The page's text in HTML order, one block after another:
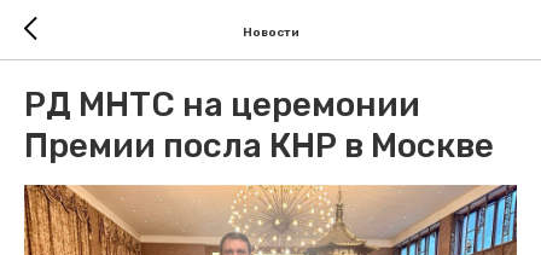
Новости
РД МНТС на церемонии
Премии посла КНР в Москве